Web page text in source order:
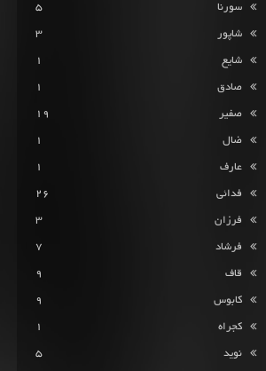
سورنا 5
شاپور 3
شایع 1
صادق 1
صفیر 19
ضال 1
عارف 1
فدائی 26
فرزان 3
فرشاد 7
قاف 9
کابوس 9
کجراه 1
نوید 5